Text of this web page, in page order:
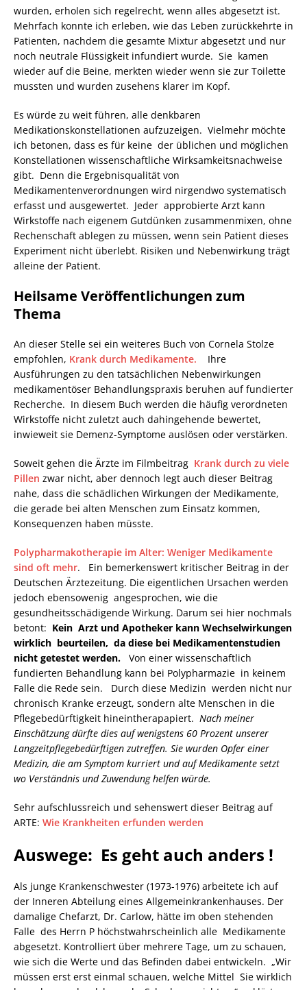
wurden, erholen sich regelrecht, wenn alles abgesetzt ist.
Mehrfach konnte ich erleben, wie das Leben zurückkehrte in
Patienten, nachdem die gesamte Mixtur abgesetzt und nur
noch neutrale Flüssigkeit infundiert wurde. Sie kamen
wieder auf die Beine, merkten wieder wenn sie zur Toilette
mussten und wurden zusehens klarer im Kopf.
Es würde zu weit führen, alle denkbaren
Medikationskonstellationen aufzuzeigen. Vielmehr möchte
ich betonen, dass es für keine der üblichen und möglichen
Konstellationen wissenschaftliche Wirksamkeitsnachweise
gibt. Denn die Ergebnisqualität von
Medikamentenverordnungen wird nirgendwo systematisch
erfasst und ausgewertet. Jeder approbierte Arzt kann
Wirkstoffe nach eigenem Gutdünken zusammenmixen, ohne
Rechenschaft ablegen zu müssen, wenn sein Patient dieses
Experiment nicht überlebt. Risiken und Nebenwirkung trägt
alleine der Patient.
Heilsame Veröffentlichungen zum
Thema
An dieser Stelle sei ein weiteres Buch von Cornela Stolze
empfohlen, Krank durch Medikamente.
Ihre
Ausführungen zu den tatsächlichen Nebenwirkungen
medikamentöser Behandlungspraxis beruhen auf fundierter
Recherche. In diesem Buch werden die häufig verordneten
Wirkstoffe nicht zuletzt auch dahingehende bewertet,
inwieweit sie Demenz-Symptome auslösen oder verstärken.
Soweit gehen die Ärzte im Filmbeitrag Krank durch zu viele
Pillen zwar nicht, aber dennoch legt auch dieser Beitrag
nahe, dass die schädlichen Wirkungen der Medikamente,
die gerade bei alten Menschen zum Einsatz kommen,
Konsequenzen haben müsste.
Polypharmakotherapie im Alter: Weniger Medikamente
sind oft mehr. Ein bemerkenswert kritischer Beitrag in der
Deutschen Ärztezeitung. Die eigentlichen Ursachen werden
jedoch ebensowenig angesprochen, wie die
gesundheitsschädigende Wirkung. Darum sei hier nochmals
betont: Kein Arzt und Apotheker kann Wechselwirkungen
wirklich beurteilen, da diese bei Medikamentenstudien
nicht getestet werden. Von einer wissenschaftlich
fundierten Behandlung kann bei Polypharmazie in keinem
Falle die Rede sein. Durch diese Medizin werden nicht nur
chronisch Kranke erzeugt, sondern alte Menschen in die
Pflegebedürftigkeit hineintherapapiert. Nach meiner
Einschätzung dürfte dies auf wenigstens 60 Prozent unserer
Langzeitpflegebedürftigen zutreffen. Sie wurden Opfer einer
Medizin, die am Symptom kurriert und auf Medikamente setzt
wo Verständnis und Zuwendung helfen würde.
Sehr aufschlussreich und sehenswert dieser Beitrag auf
ARTE: Wie Krankheiten erfunden werden
Auswege: Es geht auch anders !
Als junge Krankenschwester (1973-1976) arbeitete ich auf
der Inneren Abteilung eines Allgemeinkrankenhauses. Der
damalige Chefarzt, Dr. Carlow, hätte im oben stehenden
Falle des Herrn P höchstwahrscheinlich alle Medikamente
abgesetzt. Kontrolliert über mehrere Tage, um zu schauen,
wie sich die Werte und das Befinden dabei entwickeln. „Wir
müssen erst erst einmal schauen, welche Mittel Sie wirklich